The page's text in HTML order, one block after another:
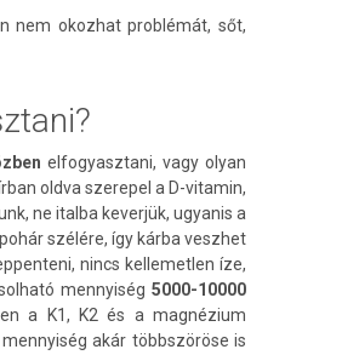
nem okozhat problémát, sőt,
elfogyasztani, vagy olyan
oldva szerepel a D-vitamin,
ne italba keverjük, ugyanis a
szélére, így kárba veszhet
nincs kellemetlen íze,
mennyiség 5000-10000
a K1, K2 és a magnézium
akár többszöröse is